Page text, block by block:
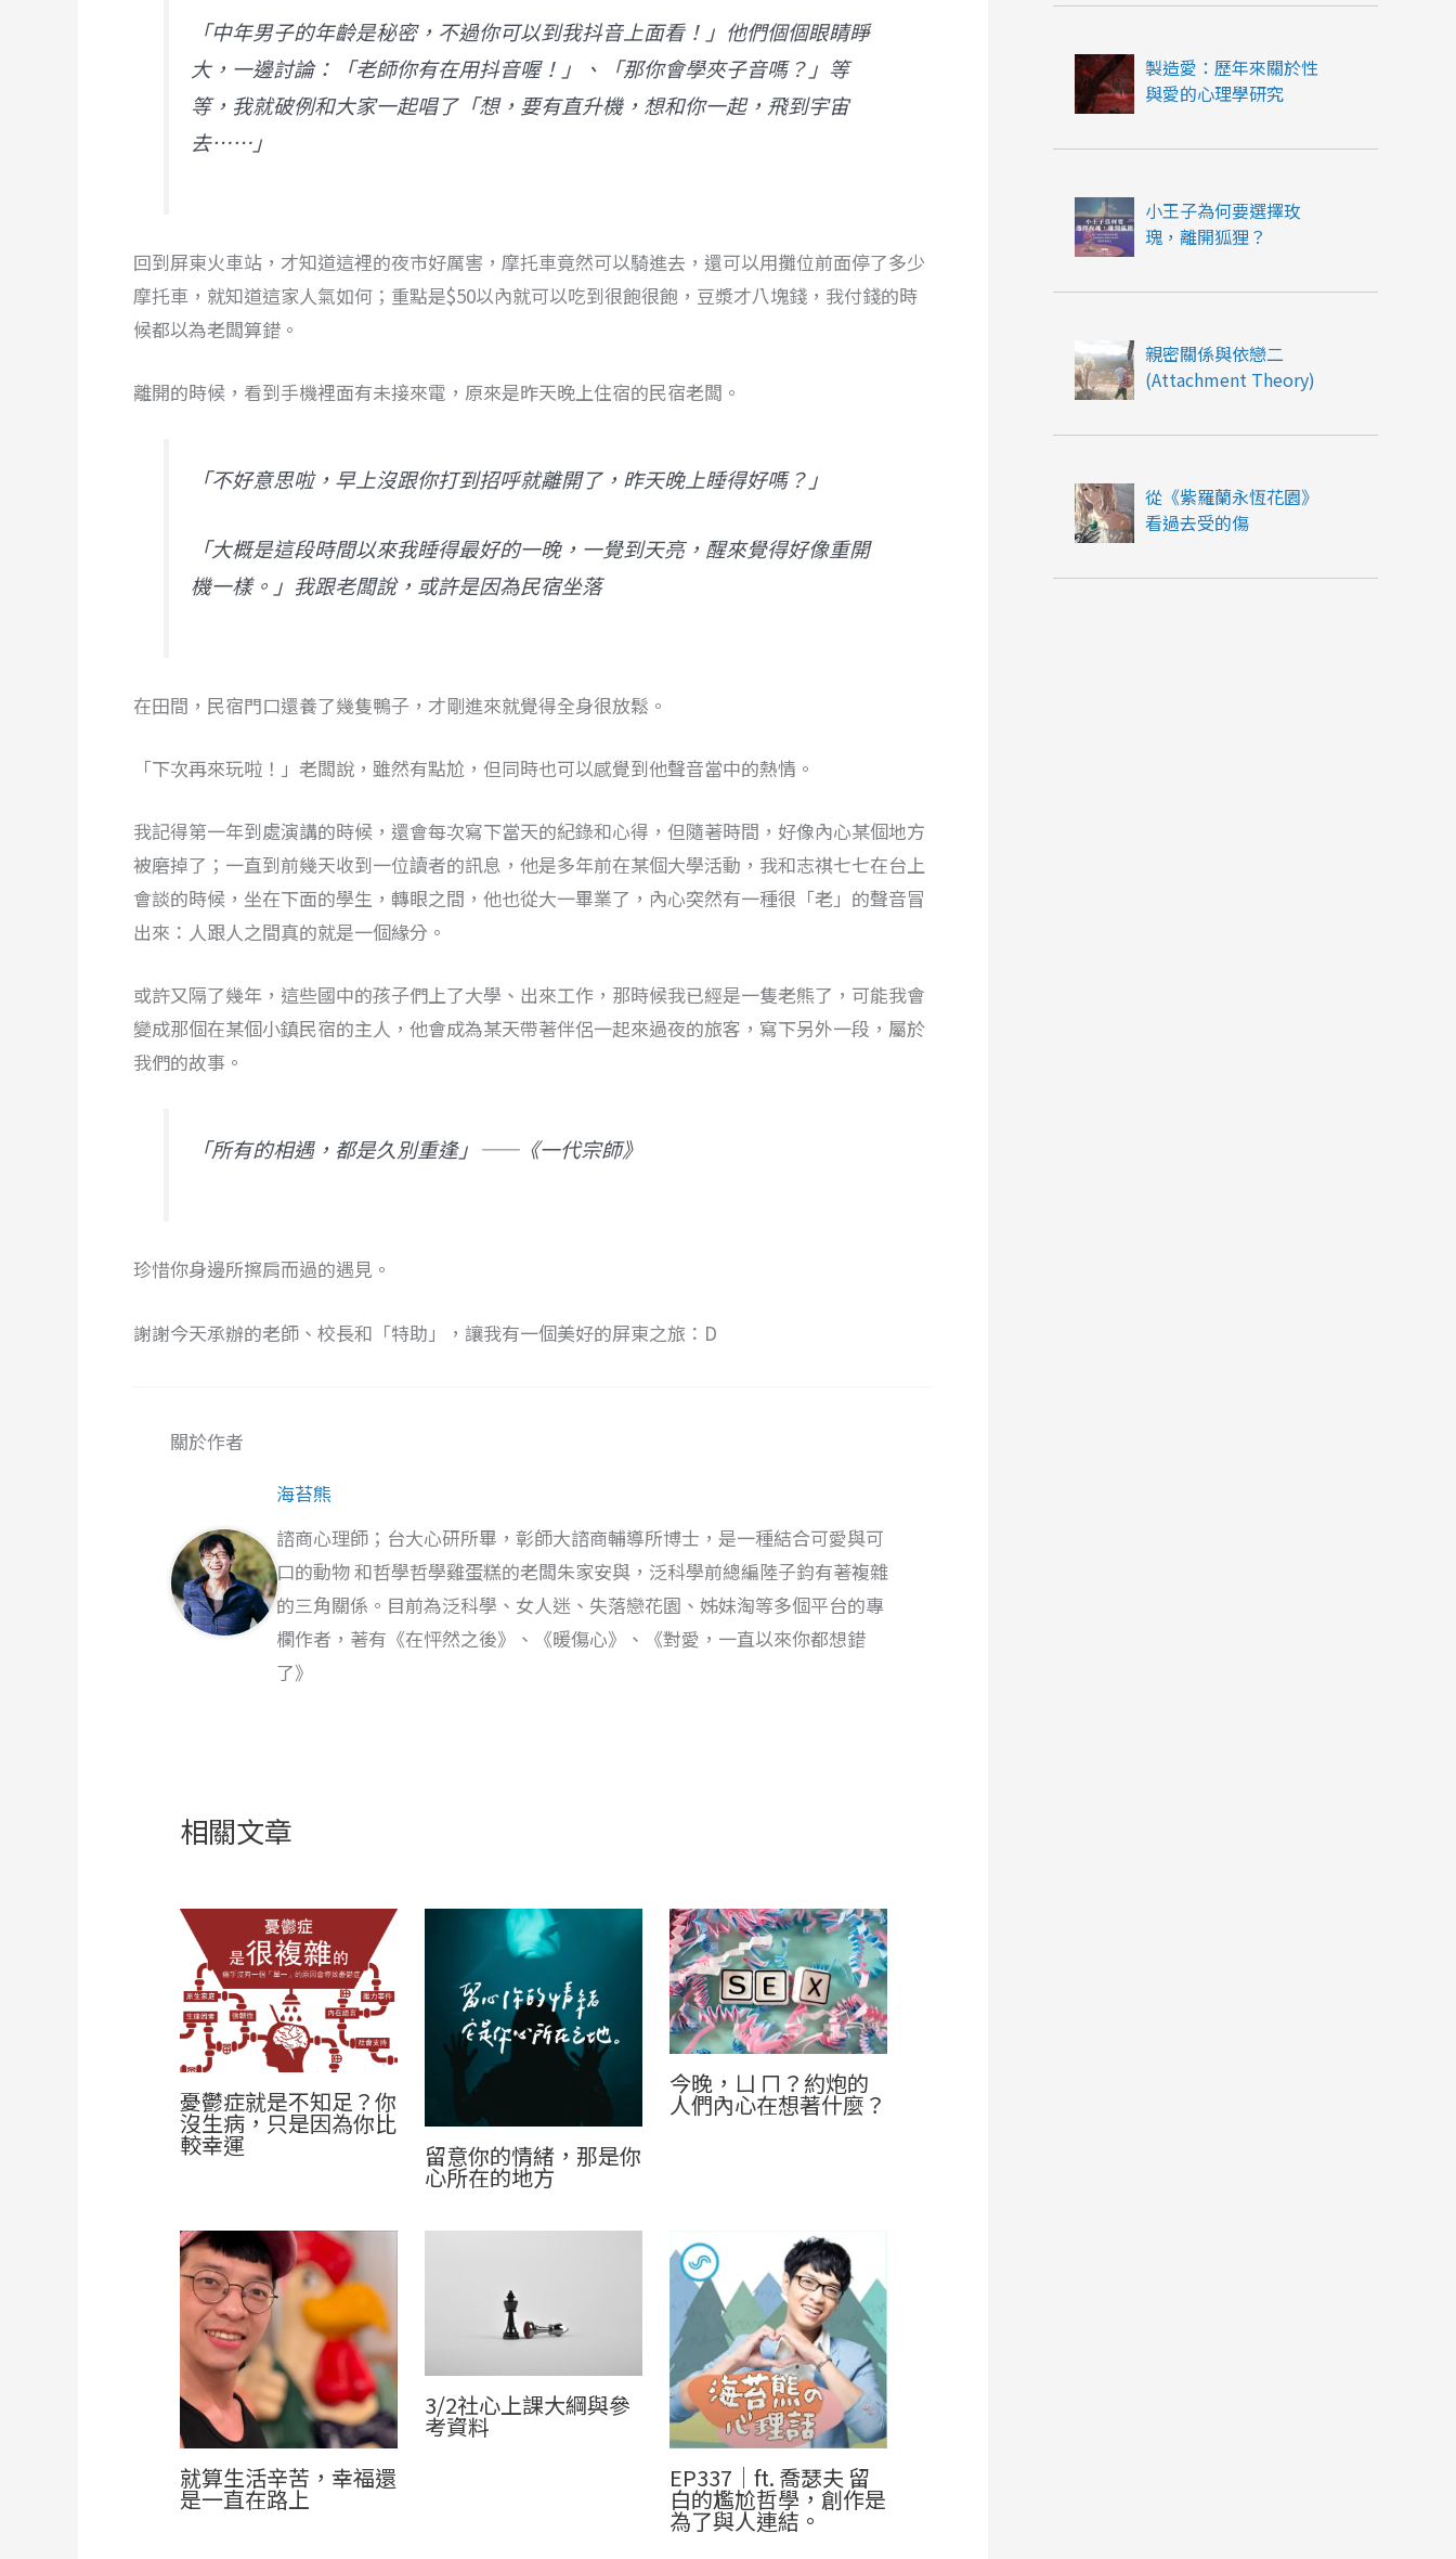
「中年男子的年齡是秘密，不過你可以到我抖音上面看！」他們個個眼睛睜
大，一邊討論：「老師你有在用抖音喔！」、「那你會學夾子音嗎？」等
等，我就破例和大家一起唱了「想，要有直升機，想和你一起，飛到宇宙
去⋯⋯」
回到屏東火車站，才知道這裡的夜市好厲害，摩托車竟然可以騎進去，還可以用攤位前面停了多少
摩托車，就知道這家人氣如何；重點是$50以內就可以吃到很飽很飽，豆漿才八塊錢，我付錢的時
候都以為老闆算錯。
離開的時候，看到手機裡面有未接來電，原來是昨天晚上住宿的民宿老闆。
「不好意思啦，早上沒跟你打到招呼就離開了，昨天晚上睡得好嗎？」
「大概是這段時間以來我睡得最好的一晚，一覺到天亮，醒來覺得好像重開
機一樣。」我跟老闆說，或許是因為民宿坐落
在田間，民宿門口還養了幾隻鴨子，才剛進來就覺得全身很放鬆。
「下次再來玩啦！」老闆說，雖然有點尬，但同時也可以感覺到他聲音當中的熱情。
我記得第一年到處演講的時候，還會每次寫下當天的紀錄和心得，但隨著時間，好像內心某個地方
被磨掉了；一直到前幾天收到一位讀者的訊息，他是多年前在某個大學活動，我和志祺七七在台上
會談的時候，坐在下面的學生，轉眼之間，他也從大一畢業了，內心突然有一種很「老」的聲音冒
出來：人跟人之間真的就是一個緣分。
或許又隔了幾年，這些國中的孩子們上了大學、出來工作，那時候我已經是一隻老熊了，可能我會
變成那個在某個小鎮民宿的主人，他會成為某天帶著伴侶一起來過夜的旅客，寫下另外一段，屬於
我們的故事。
「所有的相遇，都是久別重逢」——《一代宗師》
珍惜你身邊所擦肩而過的遇見。
謝謝今天承辦的老師、校長和「特助」，讓我有一個美好的屏東之旅：D
關於作者
海苔熊
諮商心理師；台大心研所畢，彰師大諮商輔導所博士，是一種結合可愛與可
口的動物 和哲學哲學雞蛋糕的老闆朱家安與，泛科學前總編陸子鈞有著複雜
的三角關係。目前為泛科學、女人迷、失落戀花園、姊妹淘等多個平台的專
欄作者，著有《在怦然之後》、《暖傷心》、《對愛，一直以來你都想錯
了》
相關文章
憂鬱症就是不知足？你
沒生病，只是因為你比
較幸運 留意你的情緒，那是你
心所在的地方
今晚，ㄩ ㄇ？約炮的
人們內心在想著什麼？
就算生活辛苦，幸福還
是一直在路上
3/2社心上課大綱與參
考資料
EP337｜ft. 喬瑟夫 留
白的尷尬哲學，創作是
為了與人連結。
製造愛：歷年來關於性
與愛的心理學研究
小王子為何要選擇玫
瑰，離開狐狸？
親密關係與依戀二
(Attachment Theory)
從《紫羅蘭永恆花園》
看過去受的傷